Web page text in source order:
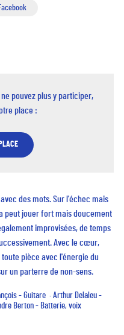
pouvez plus y participer,
place :
des mots. Sur l'échec mais
peut jouer fort mais doucement
improvisées, de temps
Avec le cœur,
pièce avec l'énergie du
un parterre de non-sens.
- Guitare · Arthur Delaleu -
Berton - Batterie, voix